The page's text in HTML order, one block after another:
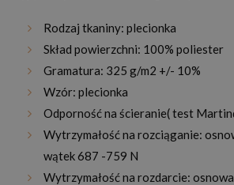
Rodzaj tkaniny: plecionka
Skład powierzchni: 100% poliester
Gramatura: 325 g/m2 +/- 10%
Wzór: plecionka
Odporność na ścieranie( test
Wytrzymałość na rozciąganie:
wątek 687 -759 N
Wytrzymałość na rozdarcie: